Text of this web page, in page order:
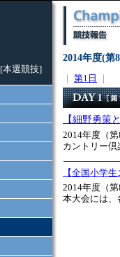
[本選競技]
2014年度(第
｜ 第1日 ｜
【細野勇策
2014年度（
カントリー
【全国小学
2014年度（
本大会には、